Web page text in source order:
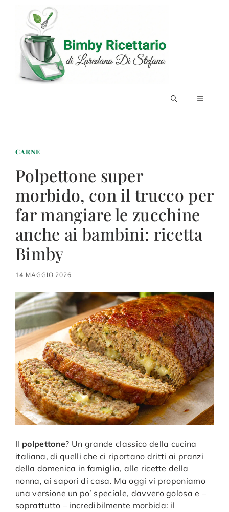
contenuto
MENU
CARNE
Polpettone super
morbido, con il trucco per
far mangiare le zucchine
anche ai bambini: ricetta
Bimby
14 MAGGIO 2026
Il polpettone? Un grande classico della cucina
italiana, di quelli che ci riportano dritti ai pranzi
della domenica in famiglia, alle ricette della
nonna, ai sapori di casa. Ma oggi vi proponiamo
una versione un po’ speciale, davvero golosa e –
soprattutto – incredibilmente morbida: il